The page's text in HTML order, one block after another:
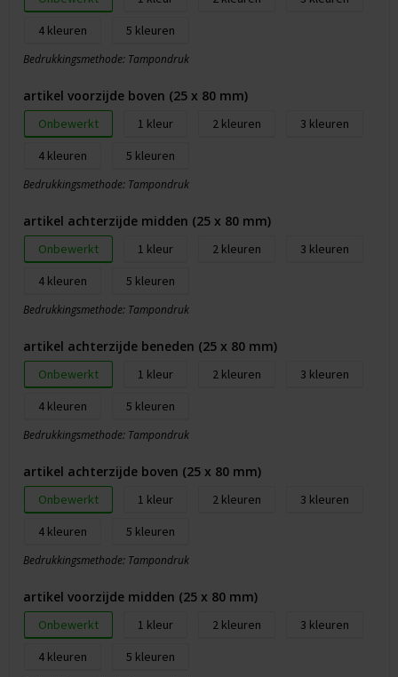
4
5
Bedrukkingsmethode: Tampondruk
artikel voorzijde boven (25 x 80 mm)
Onbewerkt 1 2
3
4
5
Bedrukkingsmethode: Tampondruk
artikel achterzijde midden (25 x 80 mm)
Onbewerkt 1 2
3
4
5
Bedrukkingsmethode: Tampondruk
artikel achterzijde beneden (25 x 80 mm)
Onbewerkt 1 2
3
4
5
Bedrukkingsmethode: Tampondruk
artikel achterzijde boven (25 x 80 mm)
Onbewerkt 1 2
3
4
5
Bedrukkingsmethode: Tampondruk
artikel voorzijde midden (25 x 80 mm)
Onbewerkt 1 2
3
4
5